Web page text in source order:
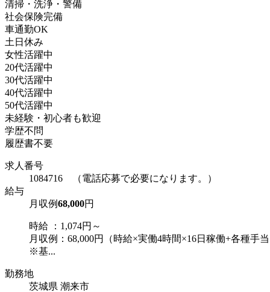
清掃・洗浄・警備
社会保険完備
車通勤OK
土日休み
女性活躍中
20代活躍中
30代活躍中
40代活躍中
50代活躍中
未経験・初心者も歓迎
学歴不問
履歴書不要
求人番号
1084716 （電話応募で必要になります。）
給与
月収例68,000円
時給 ：1,074円～
月収例：68,000円（時給×実働4時間×16日稼働+各種手
※基...
勤務地
茨城県 潮来市